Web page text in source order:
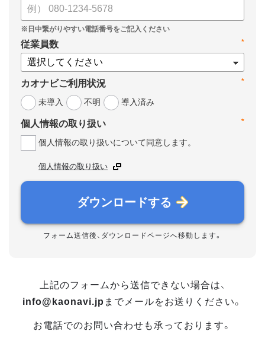
*
従業員数
*
カオナビご利用状況
未導入
不明 導入済み
*
個人情報の取り扱い
個人情報の取り扱いについて同意します。
個人情報の取り扱い
ダウンロードする
フォーム送信後、ダウンロードページへ移動します。
上記のフォームから送信できない場合は、
info@kaonavi.jp までメールをお送りください。
お電話でのお問い合わせも承っております。